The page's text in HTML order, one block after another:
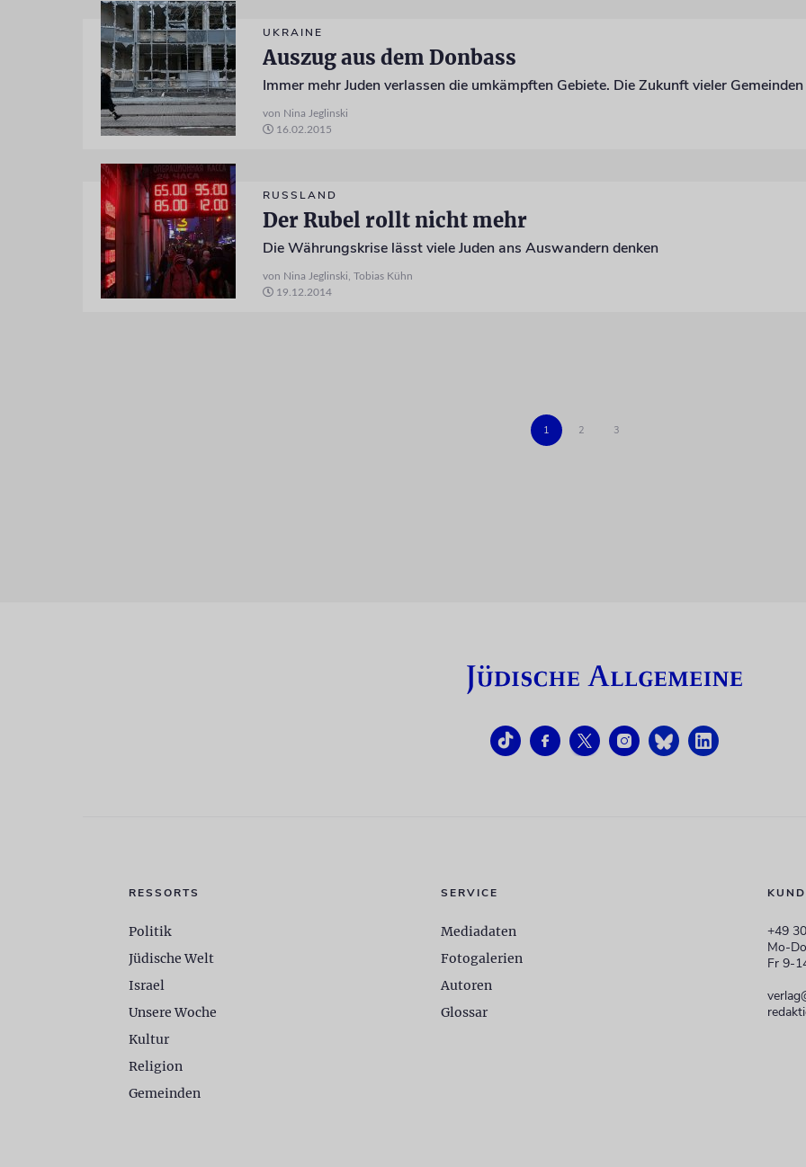
UKRAINE
Auszug aus dem Donbass
Immer mehr Juden verlassen die umkämpften Gebiete. Die Zukunft vieler
von Nina Jeglinski
16.02.2015
RUSSLAND
Der Rubel rollt nicht mehr
Die Währungskrise lässt viele Juden ans Auswandern denken
von Nina Jeglinski, Tobias Kühn
19.12.2014
1 2 3
+49
Mo-
Fr 9-
RESSORTS
Politik
Jüdische Welt
Israel
Unsere Woche
Kultur
Religion
Gemeinden
SERVICE
Mediadaten
Fotogalerien
Autoren
Glossar